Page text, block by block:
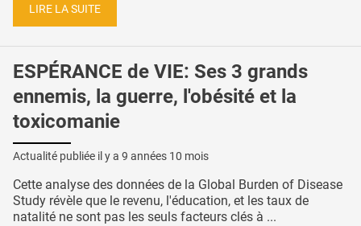
LIRE LA SUITE
ESPÉRANCE de VIE: Ses 3 grands
ennemis, la guerre, l'obésité et la
toxicomanie
Actualité publiée il y a 9 années 10 mois
Cette analyse des données de la Global Burden of Disease
Study révèle que le revenu, l'éducation, et les taux de
natalité ne sont pas les seuls facteurs clés à ...